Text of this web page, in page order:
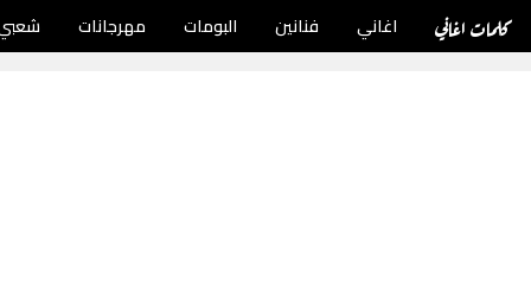
كلمات اغاني اغاني فنانين البومات مهرجانات